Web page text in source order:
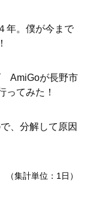
年。僕が今まで
AmiGoが長野市
ってみた！
、分解して原因
（集計単位：1日）